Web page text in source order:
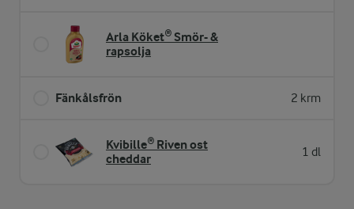
Arla Köket® Smör- &
rapsolja
Fänkålsfrön 2 krm
Kvibille® Riven ost
cheddar
1 dl